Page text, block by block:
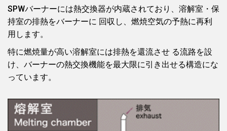
SPWバーナーには熱交換器が内蔵されており、溶解室・保
持室の排熱をバーナーに 回収し、燃焼空気の予熱に再利
用します。
特に燃焼量が高い溶解室には排熱を還流させ る流路を設
け、バーナーの熱交換機能を最大限に引き出せる構造にな
っています。